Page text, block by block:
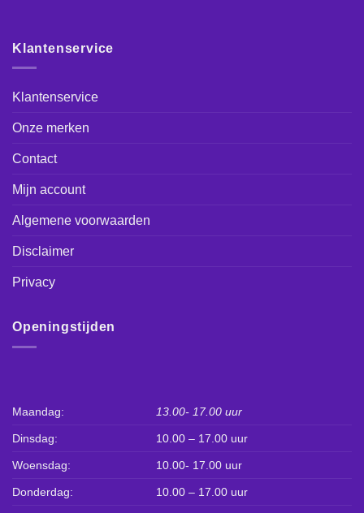
Klantenservice
Klantenservice
Onze merken
Contact
Mijn account
Algemene voorwaarden
Disclaimer
Privacy
Openingstijden
Maandag: 13.00- 17.00 uur
Dinsdag: 10.00 – 17.00 uur
Woensdag: 10.00- 17.00 uur
Donderdag: 10.00 – 17.00 uur